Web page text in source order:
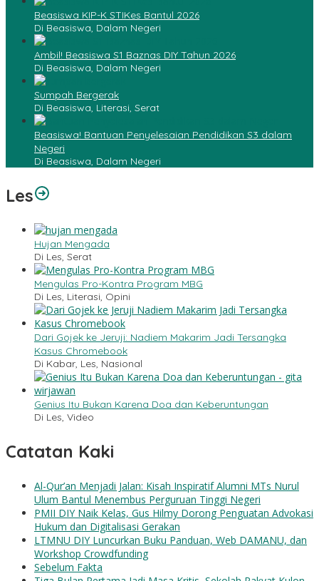
Beasiswa KIP-K STIKes Bantul 2026
Di Beasiswa, Dalam Negeri
Ambil! Beasiswa S1 Baznas DIY Tahun 2026
Di Beasiswa, Dalam Negeri
Sumpah Bergerak
Di Beasiswa, Literasi, Serat
Beasiswa! Bantuan Penyelesaian Pendidikan S3 dalam
Negeri
Di Beasiswa, Dalam Negeri
Les
Hujan Mengada
Di Les, Serat
Mengulas Pro-Kontra Program MBG
Di Les, Literasi, Opini
Dari Gojek ke Jeruji: Nadiem Makarim Jadi Tersangka
Kasus Chromebook
Di Kabar, Les, Nasional
Genius Itu Bukan Karena Doa dan Keberuntungan
Di Les, Video
Catatan Kaki
Al-Qur’an Menjadi Jalan: Kisah Inspiratif Alumni MTs Nurul
Ulum Bantul Menembus Perguruan Tinggi Negeri
PMII DIY Naik Kelas, Gus Hilmy Dorong Penguatan Advokasi
Hukum dan Digitalisasi Gerakan
LTMNU DIY Luncurkan Buku Panduan, Web DAMANU, dan
Workshop Crowdfunding
Sebelum Fakta